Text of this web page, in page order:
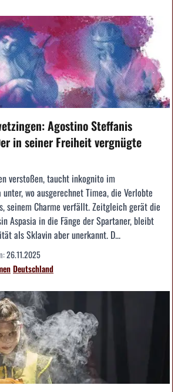
Agostino Steffanis
in seiner Freiheit vergnügte
verstoßen, taucht inkognito im
wo ausgerechnet Timea, die Verlobte
seinem Charme verfällt. Zeitgleich gerät die
Aspasia in die Fänge der Spartaner, bleibt
als Sklavin aber unerkannt. D...
26.11.2025
Deutschland